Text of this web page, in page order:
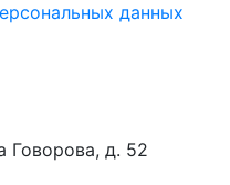
данных
Говорова, д. 52